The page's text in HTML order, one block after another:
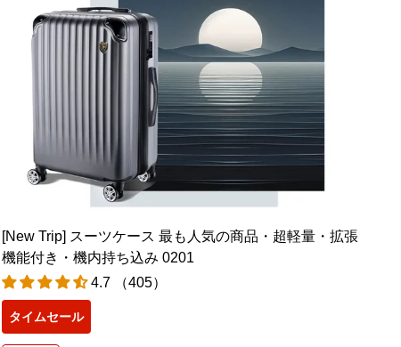
[New Trip] スーツケース 最も人気の商品・超軽量・拡張
機能付き・機内持ち込み 0201
4.7 （405）
タイムセール